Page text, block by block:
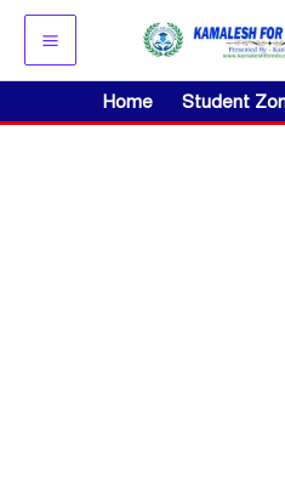
Skip
content
Home Student